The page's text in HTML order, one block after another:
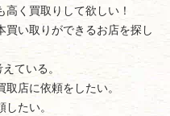
く買取りして欲しい！
い取りができるお店を探し
ている。
店に依頼をしたい。
たい。